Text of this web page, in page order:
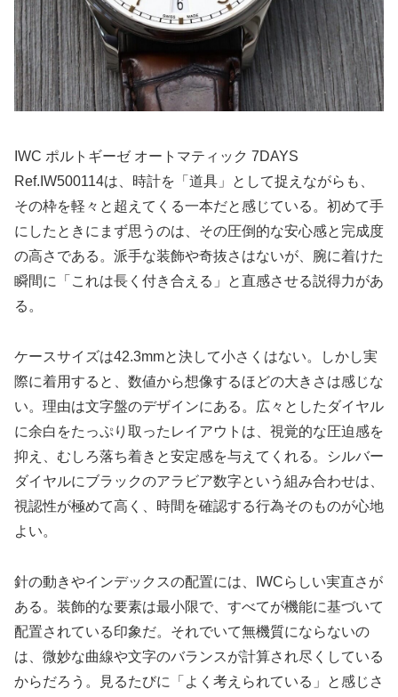
IWC ポルトギーゼ オートマティック 7DAYS
Ref.IW500114は、時計を「道具」として捉えながらも、
その枠を軽々と超えてくる一本だと感じている。初めて手
にしたときにまず思うのは、その圧倒的な安心感と完成度
の高さである。派手な装飾や奇抜さはないが、腕に着けた
瞬間に「これは長く付き合える」と直感させる説得力があ
る。
ケースサイズは42.3mmと決して小さくはない。しかし実
際に着用すると、数値から想像するほどの大きさは感じな
い。理由は文字盤のデザインにある。広々としたダイヤル
に余白をたっぷり取ったレイアウトは、視覚的な圧迫感を
抑え、むしろ落ち着きと安定感を与えてくれる。シルバー
ダイヤルにブラックのアラビア数字という組み合わせは、
視認性が極めて高く、時間を確認する行為そのものが心地
よい。
針の動きやインデックスの配置には、IWCらしい実直さが
ある。装飾的な要素は最小限で、すべてが機能に基づいて
配置されている印象だ。それでいて無機質にならないの
は、微妙な曲線や文字のバランスが計算され尽くしている
からだろう。見るたびに「よく考えられている」と感じさ